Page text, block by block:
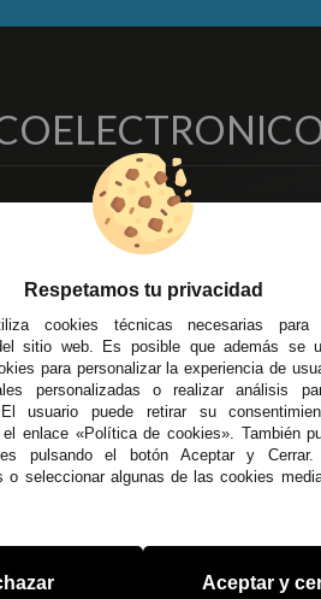
DELEGACIONES
Écija - Sevilla
Av. Plaza de Toros.
Córdoba
C/ Ingeniero Iribarren,
Alzira - Valencia
C/ Esplugues, 135
44
Respetamos tu privacidad
cookies técnicas necesarias para
sitio web. Es posible que además se
para personalizar la experiencia de
personalizadas o realizar análisis
usuario puede retirar su
enlace «Política de cookies». También
pulsando el botón Aceptar y
o seleccionar algunas de las cookies
Aceptar y